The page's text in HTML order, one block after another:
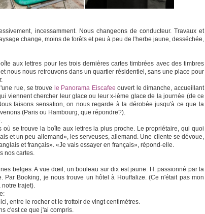
incessamment. Nous changeons de conducteur. Travaux et
change, moins de forêts et peu à peu de l'herbe jaune, desséchée,
aux lettres pour les trois dernières cartes timbrées avec des timbres
nous nous retrouvons dans un quartier résidentiel, sans une place pour
rue, se trouve le Panorama Eiscafee ouvert le dimanche, accueillant
viennent chercher leur glace ou leur x-ième glace de la journée (de ce
faisons sensation, on nous regarde à la dérobée jusqu'à ce que la
(Paris ou Hambourg, que répondre?).
se trouve la boîte aux lettres la plus proche. Le propriétaire, qui quoi
et un peu allemand», les serveuses, allemand. Une cliente se dévoue,
et français». «Je vais essayer en français», répond-elle.
nos cartes.
belges. A vue dœil, un bouleau sur dix est jaune. H. passionné par la
Par Booking, je nous trouve un hôtel à Houffalize. (Ce n'était pas mon
notre trajet).
entre le rocher et le trottoir de vingt centimètres.
c'est ce que j'ai compris.